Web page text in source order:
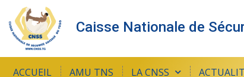
Caisse Nationale de
ACCUEIL AMU TNS LA CNSS